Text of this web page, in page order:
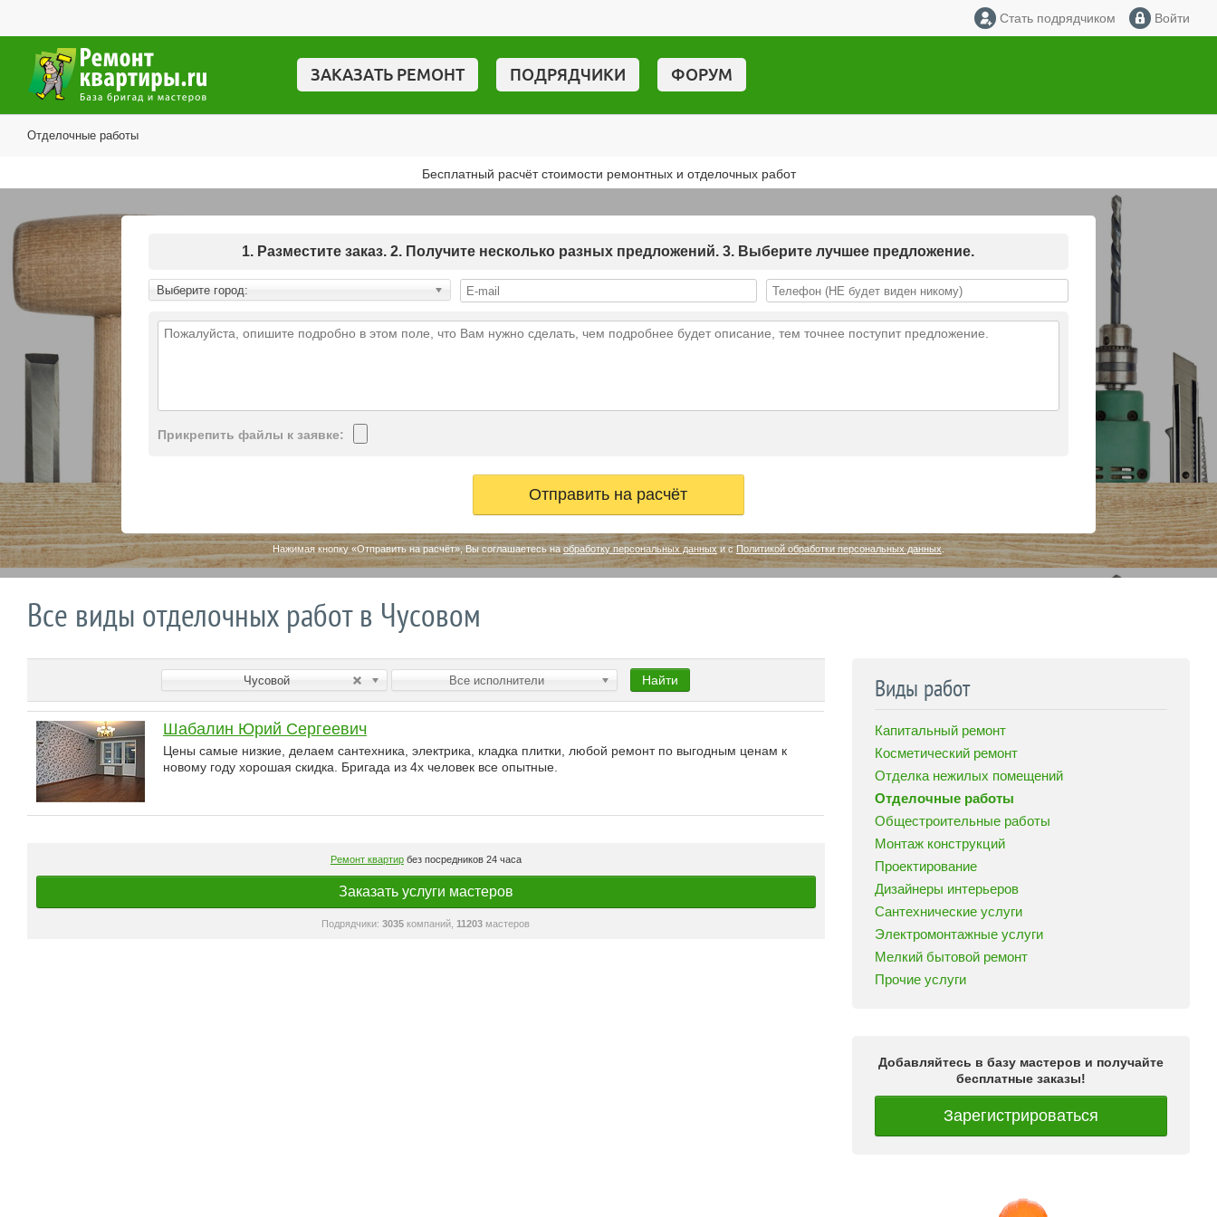
Стать подрядчиком Войти
ЗАКАЗАТЬ РЕМОНТ ПОДРЯДЧИКИ ФОРУМ
Отделочные работы
Бесплатный расчёт стоимости ремонтных и отделочных работ
1. Разместите заказ. 2. Получите несколько разных предложений. 3. Выберите лучшее предложение.
Выберите город:
Прикрепить файлы к заявке:
Нажимая кнопку «Отправить на расчёт», Вы соглашаетесь наобработку персональных данныхи сПолитикой обработки персональных данных.
Все виды отделочных работ в Чусовом
Чусовой Все исполнители Найти
Шабалин Юрий Сергеевич
Цены самые низкие, делаем сантехника, электрика, кладка плитки, любой ремонт по выгодным ценам к
новому году хорошая скидка. Бригада из 4х человек все опытные.
Ремонт квартирбез посредников 24 часа
Заказать услуги мастеров
Подрядчики:3035 компаний, 11203 мастеров
Виды работ
Капитальный ремонт
Косметический ремонт
Отделка нежилых помещений
Отделочные работы
Общестроительные работы
Монтаж конструкций
Проектирование
Дизайнеры интерьеров
Сантехнические услуги
Электромонтажные услуги
Мелкий бытовой ремонт
Прочие услуги
Добавляйтесь в базу мастеров и получайте
бесплатные заказы!
Зарегистрироваться